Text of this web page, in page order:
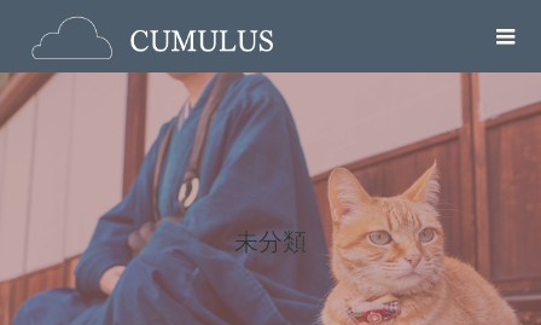
未分類